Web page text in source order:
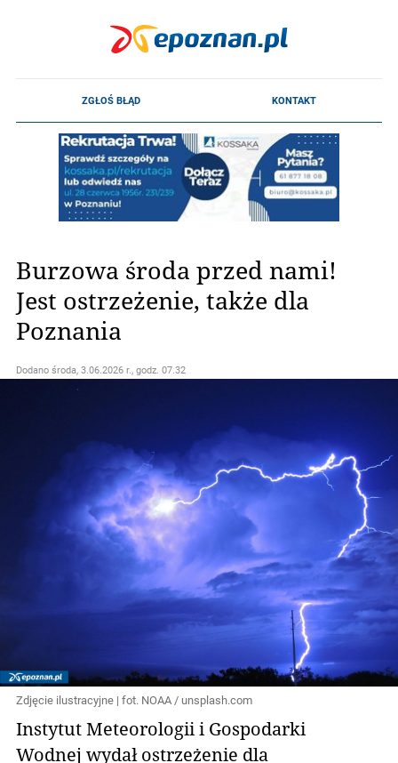
Burzowa środa przed nami!
Jest ostrzeżenie, także dla
Poznania
Dodano środa, 3.06.2026 r., godz. 07.32
Zdjęcie ilustracyjne | fot. NOAA / unsplash.com
Instytut Meteorologii i Gospodarki
Wodnej wydał ostrzeżenie dla